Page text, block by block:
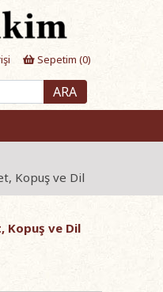
Sepetim (0)
ARA
Kopuş ve Dil
Kopuş ve Dil